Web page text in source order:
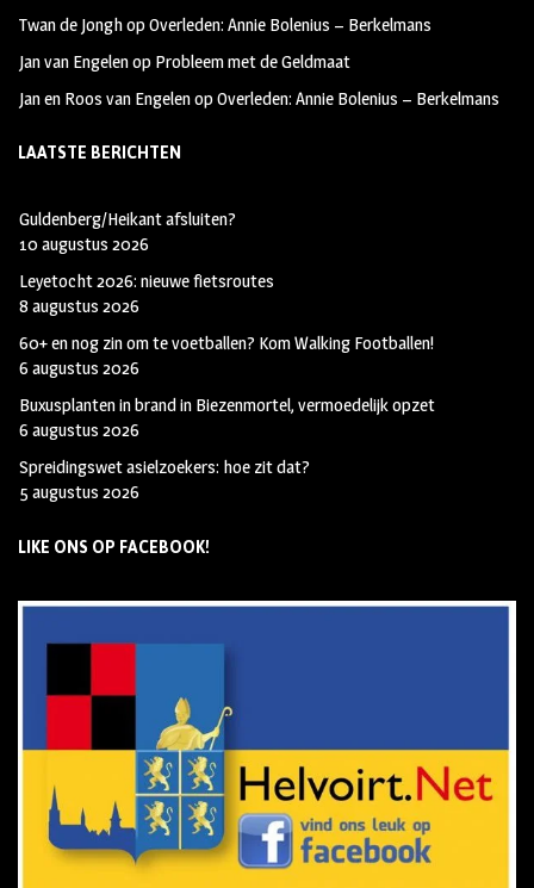
Twan de JonghopOverleden: Annie Bolenius – Berkelmans
Jan van Engelenop Probleem met de Geldmaat
Jan en Roos van EngelenopOverleden: Annie Bolenius – Berkelmans
LAATSTE BERICHTEN
Guldenberg/Heikant afsluiten?
10 augustus 2026
Leyetocht 2026: nieuwe fietsroutes
8 augustus 2026
60+ en nog zin om te voetballen? Kom Walking Footballen!
6 augustus 2026
Buxusplanten in brand in Biezenmortel, vermoedelijk opzet
6 augustus 2026
Spreidingswet asielzoekers: hoe zit dat?
5 augustus 2026
LIKE ONS OP FACEBOOK!